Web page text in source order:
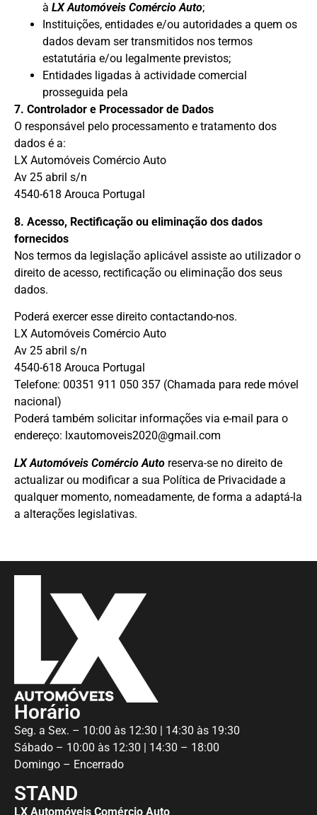
à LX Automóveis Comércio Auto;
Instituições, entidades e/ou autoridades a quem os
dados devam ser transmitidos nos termos
estatutária e/ou legalmente previstos;
Entidades ligadas à actividade comercial
prosseguida pela
7. Controlador e Processador de Dados
O responsável pelo processamento e tratamento dos
dados é a:
LX Automóveis Comércio Auto
Av 25 abril s/n
4540-618 Arouca Portugal
8. Acesso, Rectificação ou eliminação dos dados
fornecidos
Nos termos da legislação aplicável assiste ao utilizador o
direito de acesso, rectificação ou eliminação dos seus
dados.
Poderá exercer esse direito contactando-nos.
LX Automóveis Comércio Auto
Av 25 abril s/n
4540-618 Arouca Portugal
Telefone: 00351 911 050 357 (Chamada para rede móvel
nacional)
Poderá também solicitar informações via e-mail para o
endereço: lxautomoveis2020@gmail.com
LX Automóveis Comércio Auto reserva-se no direito de
actualizar ou modificar a sua Política de Privacidade a
qualquer momento, nomeadamente, de forma a adaptá-la
a alterações legislativas.
Horário
Seg. a Sex. – 10:00 às 12:30 | 14:30 às 19:30
Sábado – 10:00 às 12:30 | 14:30 – 18:00
Domingo – Encerrado
STAND
LX Automóveis Comércio Auto